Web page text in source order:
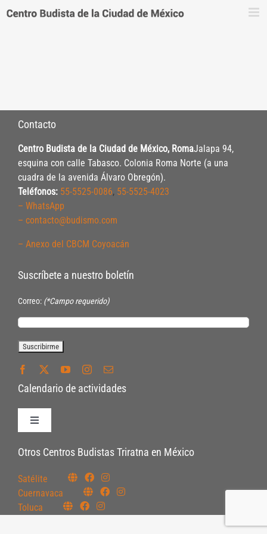
Contacto
Centro Budista de la Ciudad de México, RomaJalapa 94,
esquina con calle Tabasco. Colonia Roma Norte (a una
cuadra de la avenida Álvaro Obregón).
Teléfonos: 55-5525-0086, 55-5525-4023
– WhatsApp
– contacto@budismo.com
– Anexo del CBCM Coyoacán
Suscríbete a nuestro boletín
Correo: (*Campo requerido)
Calendario de actividades
Toggle
Políticas de Inscripción
Políticas Internas
Otros Centros Budistas Triratna en México
Satélite
Cuernavaca
Toluca